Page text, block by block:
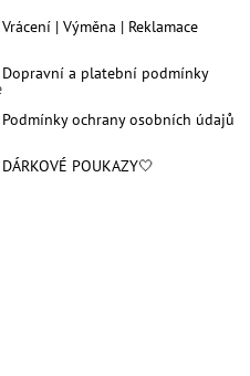
Vrácení | Výměna | Reklamace
Dopravní a platební podmínky
Podmínky ochrany osobních údajů
DÁRKOVÉ POUKAZY🤍